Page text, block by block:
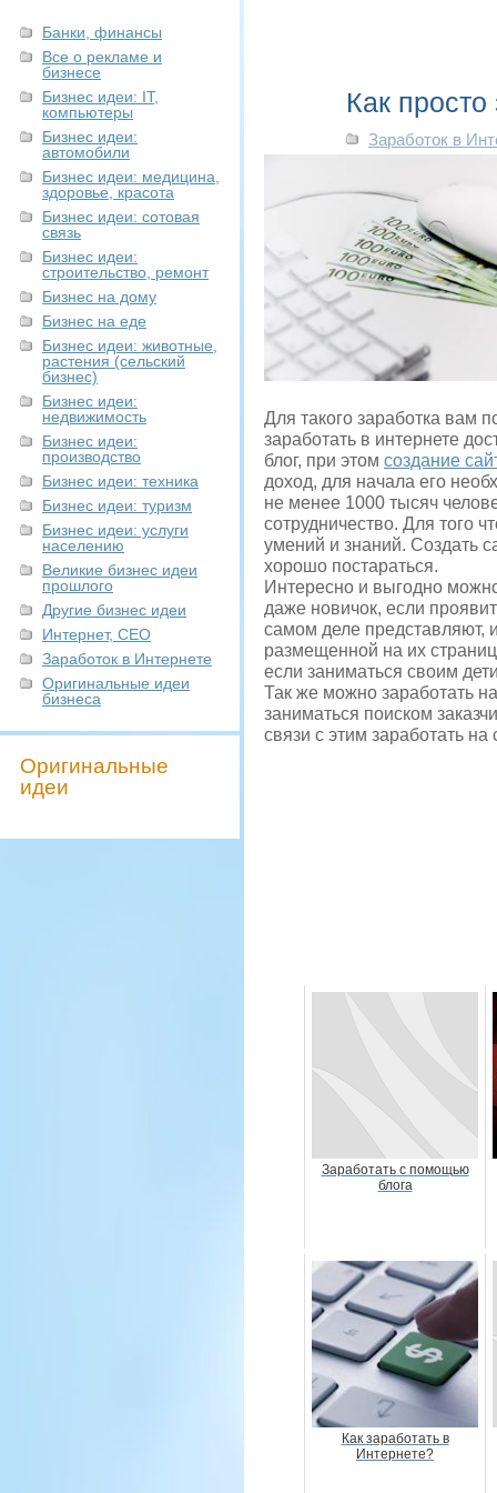
Банки, финансы
Все о рекламе и
бизнесе
Бизнес идеи: IT,
компьютеры
Бизнес идеи:
автомобили
Бизнес идеи: медицина,
здоровье, красота
Бизнес идеи: сотовая
связь
Бизнес идеи:
строительство, ремонт
Бизнес на дому
Бизнес на еде
Бизнес идеи: животные,
растения (сельский
бизнес)
Бизнес идеи:
недвижимость
Бизнес идеи:
производство
Бизнес идеи: техника
Бизнес идеи: туризм
Бизнес идеи: услуги
населению
Великие бизнес идеи
прошлого
Другие бизнес идеи
Интернет, СЕО
Заработок в Интернете
Оригинальные идеи
бизнеса
Оригинальные
идеи
Как просто
Заработок в
Для такого заработка вам
заработать в интернете
блог, при этом создание
доход, для начала его
не менее 1000 тысяч
сотрудничество. Для того
умений и знаний. Создать
хорошо постараться.
Интересно и выгодно
даже новичок, если
самом деле представляют,
размещенной на их
если заниматься своим
Так же можно заработать
заниматься поиском
связи с этим заработать
Заработать с помощью
блога
Как заработать в
Интернете?